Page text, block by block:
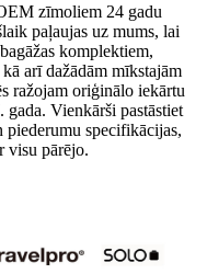
zīmoliem 24 gadu
paļaujas uz mums, lai
komplektiem,
arī dažādām mīkstajām
ražojam oriģinālo iekārtu
Vienkārši pastāstiet
piederumu specifikācijas,
visu pārējo.